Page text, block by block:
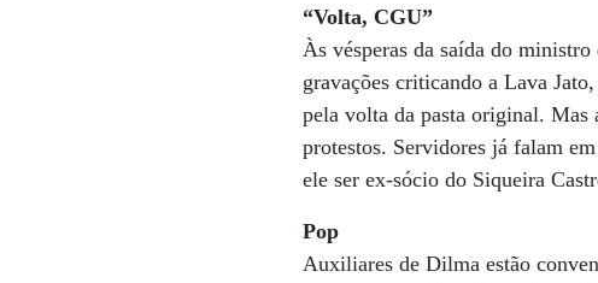
“Volta, CGU”
Às vésperas da saída do
gravações criticando a Lava
pela volta da pasta original. Mas
protestos. Servidores já falam
ele ser ex-sócio do Siqueira
Pop
Auxiliares de Dilma estão